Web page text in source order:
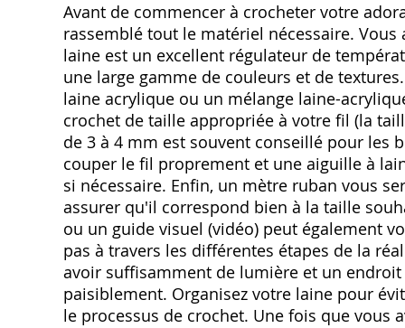
Avant de commencer à crocheter votre
rassemblé tout le matériel nécessaire.
laine est un excellent régulateur de
une large gamme de couleurs et de
laine acrylique ou un mélange laine-
crochet de taille appropriée à votre fil (la
de 3 à 4 mm est souvent conseillé pour les
couper le fil proprement et une aiguille à
si nécessaire. Enfin, un mètre ruban vous
assurer qu'il correspond bien à la taille
ou un guide visuel (vidéo) peut également
pas à travers les différentes étapes de la
avoir suffisamment de lumière et un
paisiblement. Organisez votre laine pour
le processus de crochet. Une fois que vous